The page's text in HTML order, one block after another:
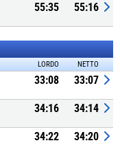
55:35 55:16
LORDO NETTO
33:08 33:07
34:16 34:14
34:22 34:20